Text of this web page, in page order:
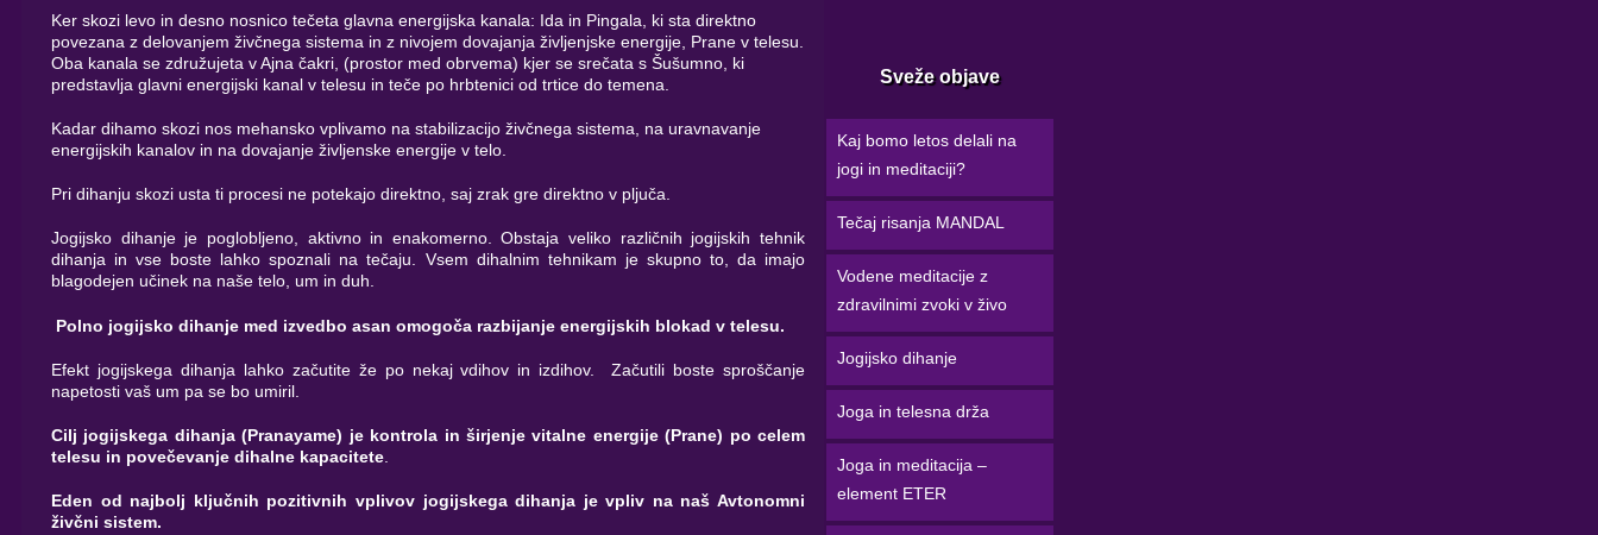
Ker skozi levo in desno nosnico tečeta glavna energijska kanala: Ida in Pingala, ki sta direktno
povezana z delovanjem živčnega sistema in z nivojem dovajanja življenjske energije, Prane v telesu.
Oba kanala se združujeta v Ajna čakri, (prostor med obrvema) kjer se srečata s Šušumno, ki
predstavlja glavni energijski kanal v telesu in teče po hrbtenici od trtice do temena.
Kadar dihamo skozi nos mehansko vplivamo na stabilizacijo živčnega sistema, na uravnavanje
energijskih kanalov in na dovajanje življenske energije v telo.
Pri dihanju skozi usta ti procesi ne potekajo direktno, saj zrak gre direktno v pljuča.
Jogijsko dihanje je poglobljeno, aktivno in enakomerno. Obstaja veliko različnih jogijskih tehnik
dihanja in vse boste lahko spoznali na tečaju. Vsem dihalnim tehnikam je skupno to, da imajo
blagodejen učinek na naše telo, um in duh.
Polno jogijsko dihanje med izvedbo asan omogoča razbijanje energijskih blokad v telesu.
Efekt jogijskega dihanja lahko začutite že po nekaj vdihov in izdihov. Začutili boste sproščanje
napetosti vaš um pa se bo umiril.
Cilj jogijskega dihanja (Pranayame) je kontrola in širjenje vitalne energije (Prane) po celem
telesu in povečevanje dihalne kapacitete
Eden od najbolj ključnih pozitivnih vplivov jogijskega dihanja je vpliv na naš Avtonomni
živčni sistem.
Sveže objave
Kaj bomo letos delali na
jogi in meditaciji?
Tečaj risanja MANDAL
Vodene meditacije z
zdravilnimi zvoki v živo
Jogijsko dihanje
Joga in telesna drža
Joga in meditacija –
element ETER